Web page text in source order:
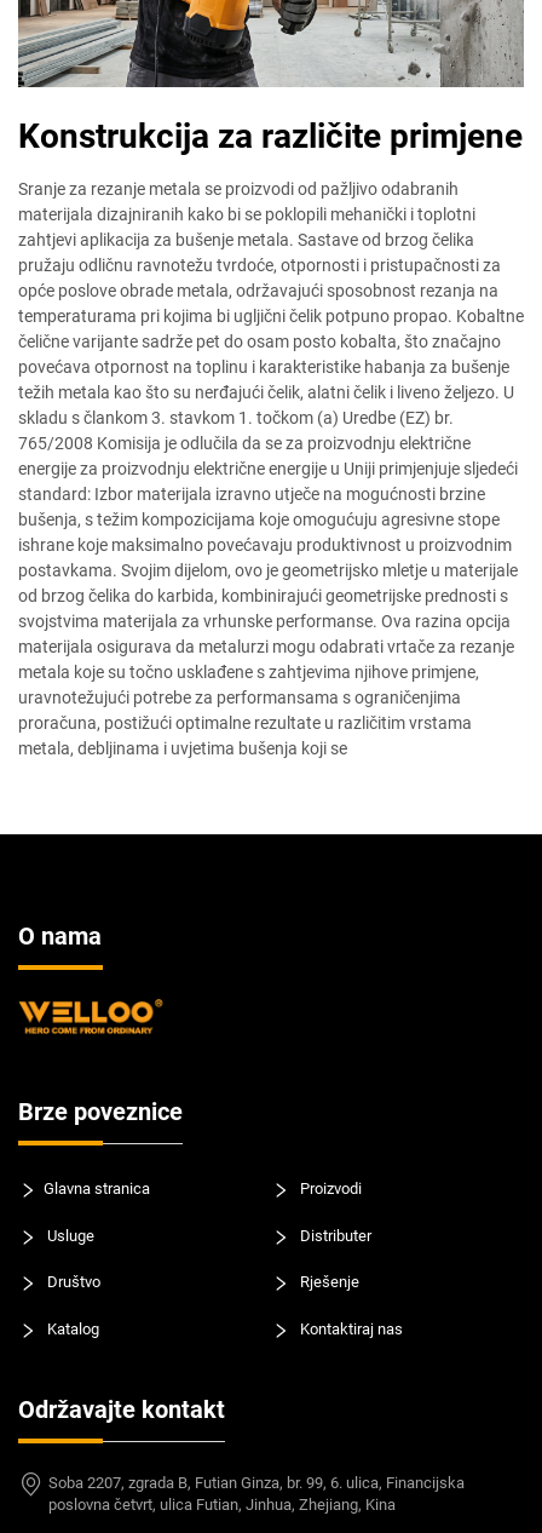
Konstrukcija za različite primjene
Sranje za rezanje metala se proizvodi od pažljivo odabranih
materijala dizajniranih kako bi se poklopili mehanički i toplotni
zahtjevi aplikacija za bušenje metala. Sastave od brzog čelika
pružaju odličnu ravnotežu tvrdoće, otpornosti i pristupačnosti za
opće poslove obrade metala, održavajući sposobnost rezanja na
temperaturama pri kojima bi ugljični čelik potpuno propao. Kobaltne
čelične varijante sadrže pet do osam posto kobalta, što značajno
povećava otpornost na toplinu i karakteristike habanja za bušenje
težih metala kao što su nerđajući čelik, alatni čelik i liveno željezo. U
skladu s člankom 3. stavkom 1. točkom (a) Uredbe (EZ) br.
765/2008 Komisija je odlučila da se za proizvodnju električne
energije za proizvodnju električne energije u Uniji primjenjuje sljedeći
standard: Izbor materijala izravno utječe na mogućnosti brzine
bušenja, s težim kompozicijama koje omogućuju agresivne stope
ishrane koje maksimalno povećavaju produktivnost u proizvodnim
postavkama. Svojim dijelom, ovo je geometrijsko mletje u materijale
od brzog čelika do karbida, kombinirajući geometrijske prednosti s
svojstvima materijala za vrhunske performanse. Ova razina opcija
materijala osigurava da metalurzi mogu odabrati vrtače za rezanje
metala koje su točno usklađene s zahtjevima njihove primjene,
uravnotežujući potrebe za performansama s ograničenjima
proračuna, postižući optimalne rezultate u različitim vrstama
metala, debljinama i uvjetima bušenja koji se
O nama
Brze poveznice
Glavna stranica Proizvodi
Usluge Distributer
Društvo Rješenje
Katalog Kontaktiraj nas
Održavajte kontakt
Soba 2207, zgrada B, Futian Ginza, br. 99, 6. ulica, Financijska
poslovna četvrt, ulica Futian, Jinhua, Zhejiang, Kina